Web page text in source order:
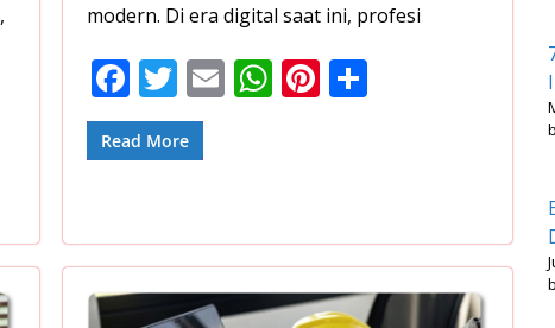
modern. Di era digital saat ini, profesi
F
ac
e
o
o
k
T
w
itt
E W
A
p
p
Pi
st
S
Read More